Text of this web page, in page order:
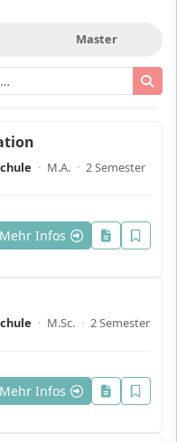
Master
· M.A. · 2 Semester
Mehr Infos
· M.Sc. · 2 Semester
Mehr Infos